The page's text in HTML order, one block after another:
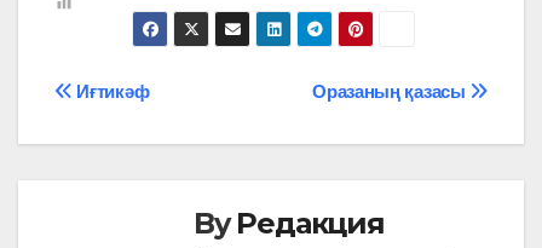
Навигация
по
Оразаның қазасы
Иғтикәф
ByРедакция